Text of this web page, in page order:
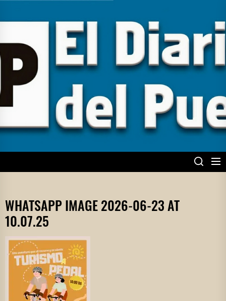
content
EL DIARIO DEL
PUEBLO
WHATSAPP IMAGE 2026-06-23 AT
10.07.25